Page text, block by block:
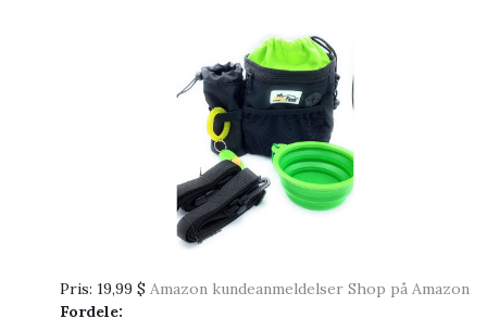
Pris: 19,99 $ Amazon kundeanmeldelser Shop på Amazon
Fordele: